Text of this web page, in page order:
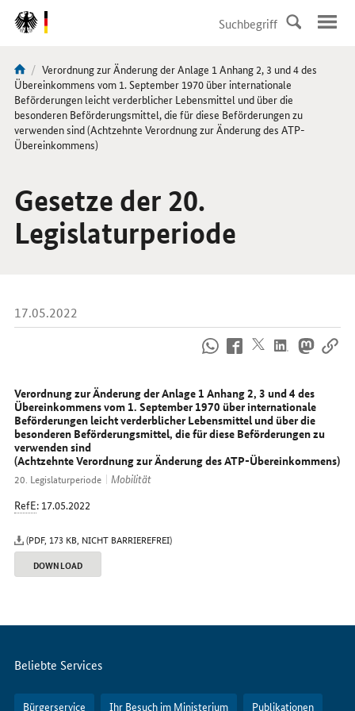
DirektZu:
Navigation
Sie
sind
hier:
Aktuelle
Seite:
Verordnung zur Änderung der Anlage 1 Anhang 2, 3 und 4 des
Übereinkommens vom 1. September 1970 über internationale
Beförderungen leicht verderblicher Lebensmittel und über die
besonderen Beförderungsmittel, die für diese Beförderungen zu
verwenden sind (Achtzehnte Verordnung zur Änderung des ATP-
Übereinkommens)
Gesetze der 20.
Legislaturperiode
17.05.2022
uns
im
Internet
Verordnung zur Änderung der Anlage 1 Anhang 2, 3 und 4 des
Übereinkommens vom 1. September 1970 über internationale
Beförderungen leicht verderblicher Lebensmittel und über die
besonderen Beförderungsmittel, die für diese Beförderungen zu
verwenden sind
(Achtzehnte Verordnung zur Änderung des ATP-Übereinkommens)
20. Legislaturperiode
Mobilität
RefE: 17.05.2022
(PDF, 173 KB, NICHT BARRIEREFREI)
DOWNLOAD
Servicemenü
Beliebte Services
Bürgerservice Ihr Besuch im Ministerium Publikationen